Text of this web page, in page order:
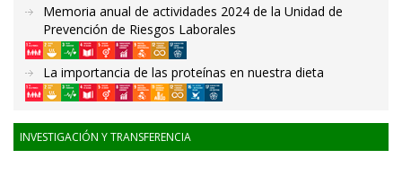
Memoria anual de actividades 2024 de la Unidad de
Prevención de Riesgos Laborales
La importancia de las proteínas en nuestra dieta
INVESTIGACIÓN Y TRANSFERENCIA